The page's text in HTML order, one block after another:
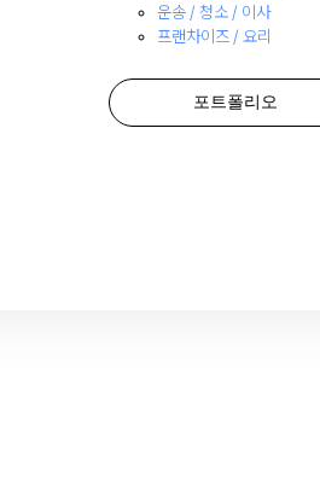
운송 / 청소 / 이사
프랜차이즈 / 요리
포트폴리오